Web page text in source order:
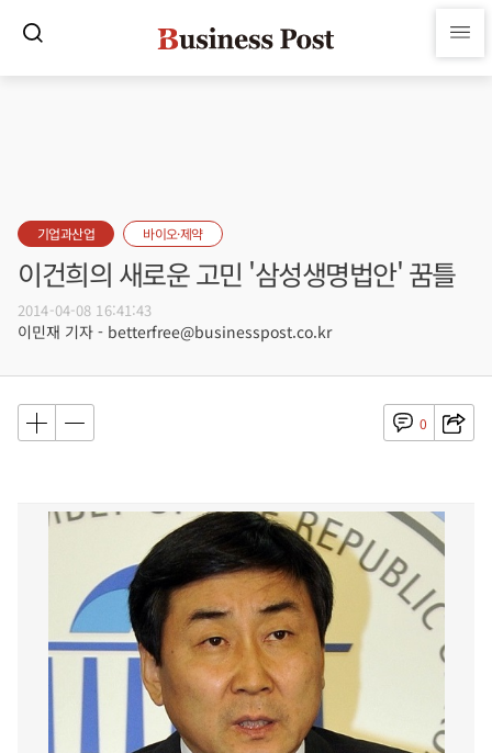
기업과산업 바이오·제약
이건희의 새로운 고민 '삼성생명법안' 꿈틀
2014-04-08 16:41:43
이민재 기자 - betterfree@businesspost.co.kr
0